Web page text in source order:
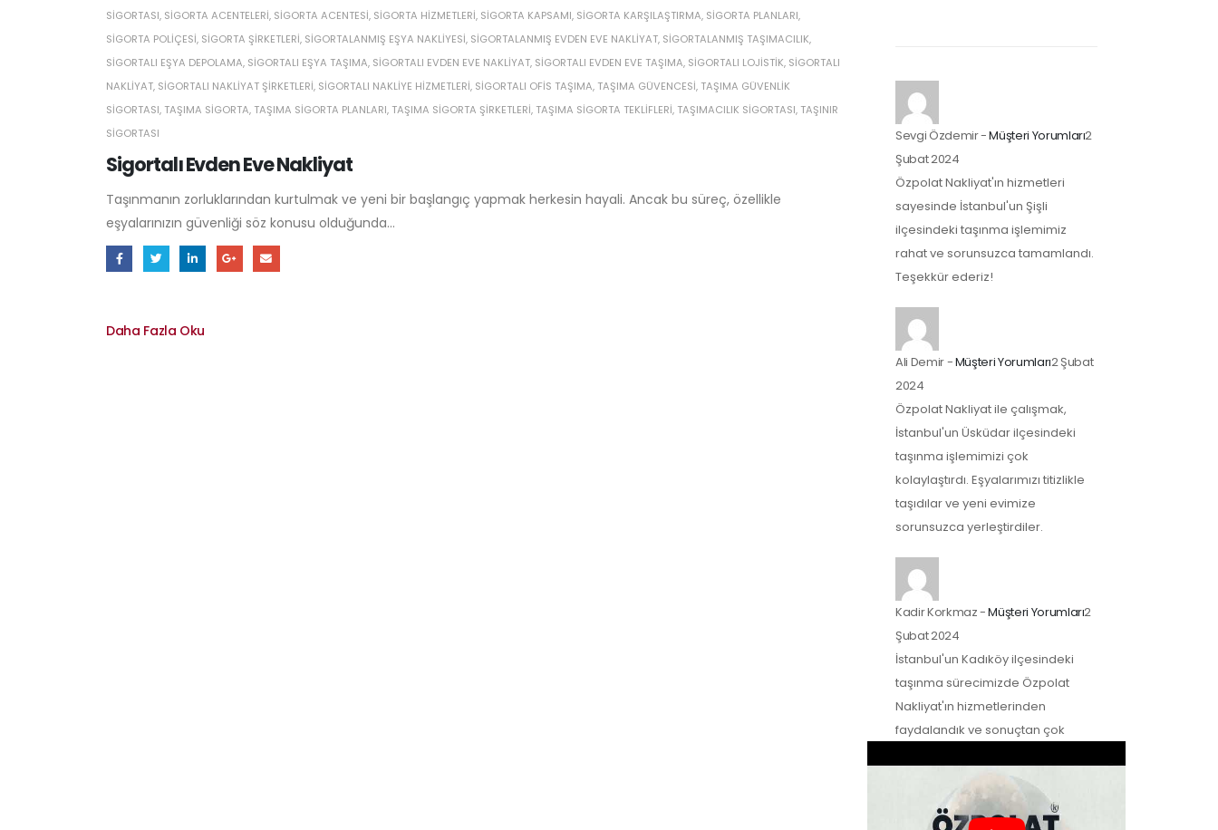
Sigortalı Evden Eve Nakliyat
SIGORTASI, SIGORTA ACENTELERI, SIGORTA ACENTESI, SIGORTA HIZMETLERI, SIGORTA KAPSAMI, SIGORTA KARŞILAŞTIRMA, SIGORTA PLANLARI,
SIGORTA POLIÇESI, SIGORTA ŞIRKETLERI, SIGORTALANMIŞ EŞYA NAKLIYESI, SIGORTALANMIŞ EVDEN EVE NAKLIYAT, SIGORTALANMIŞ TAŞIMACILIK,
SIGORTALI EŞYA DEPOLAMA, SIGORTALI EŞYA TAŞIMA, SIGORTALI EVDEN EVE NAKLIYAT, SIGORTALI EVDEN EVE TAŞIMA, SIGORTALI LOJISTIK, SIGORTALI
NAKLIYAT, SIGORTALI NAKLIYAT ŞIRKETLERI, SIGORTALI NAKLIYE HIZMETLERI, SIGORTALI OFIS TAŞIMA, TAŞIMA GÜVENCESI, TAŞIMA GÜVENLIK
SIGORTASI, TAŞIMA SIGORTA, TAŞIMA SIGORTA PLANLARI, TAŞIMA SIGORTA ŞIRKETLERI, TAŞIMA SIGORTA TEKLIFLERI, TAŞIMACILIK SIGORTASI, TAŞINIR
SIGORTASI
Taşınmanın zorluklarından kurtulmak ve yeni bir başlangıç yapmak herkesin hayali. Ancak bu süreç, özellikle
eşyalarınızın güvenliği söz konusu olduğunda...
Daha Fazla Oku
Sevgi Özdemir-Müşteri Yorumları2
Şubat 2024
Özpolat Nakliyat'ın hizmetleri
sayesinde İstanbul'un Şişli
ilçesindeki taşınma işlemimiz
rahat ve sorunsuzca tamamlandı.
Teşekkür ederiz!
Ali Demir-Müşteri Yorumları2 Şubat
2024
Özpolat Nakliyat ile çalışmak,
İstanbul'un Üsküdar ilçesindeki
taşınma işlemimizi çok
kolaylaştırdı. Eşyalarımızı titizlikle
taşıdılar ve yeni evimize
sorunsuzca yerleştirdiler.
Kadir Korkmaz-Müşteri Yorumları2
Şubat 2024
İstanbul'un Kadıköy ilçesindeki
taşınma sürecimizde Özpolat
Nakliyat'ın hizmetlerinden
faydalandık ve sonuçtan çok
taşıdılar ve yeni evimize güvenle…